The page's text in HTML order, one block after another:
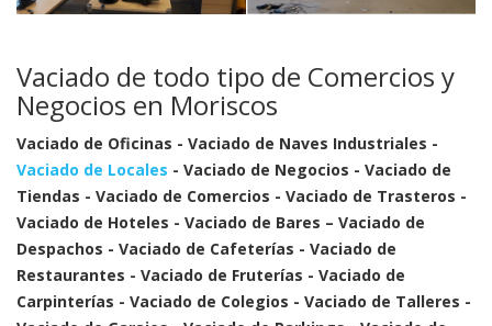
Vaciado de todo tipo de Comercios y
Negocios en Moriscos
Vaciado de Oficinas - Vaciado de Naves Industriales -
Vaciado de Locales - Vaciado de Negocios - Vaciado de
Tiendas - Vaciado de Comercios - Vaciado de Trasteros -
Vaciado de Hoteles - Vaciado de Bares – Vaciado de
Despachos - Vaciado de Cafeterías - Vaciado de
Restaurantes - Vaciado de Fruterías - Vaciado de
Carpinterías - Vaciado de Colegios - Vaciado de Talleres -